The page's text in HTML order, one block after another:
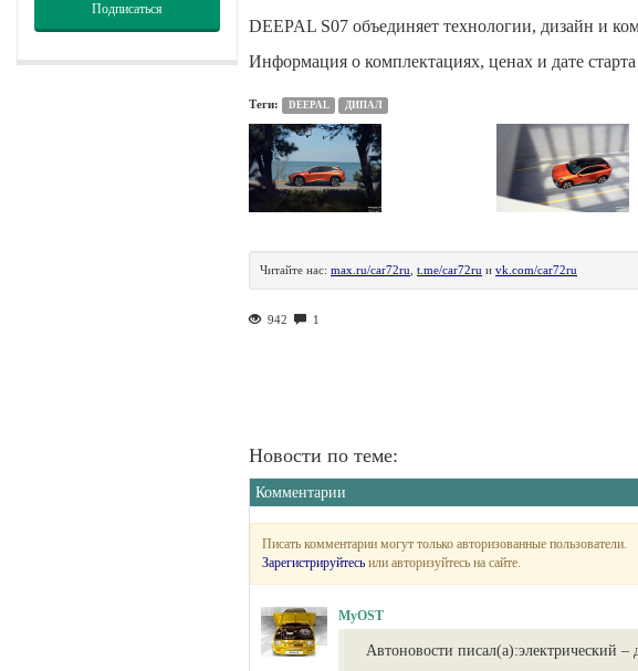
Подписаться
DEEPAL S07 объединяет технологии, дизайн и
Информация о комплектациях, ценах и дате
Теги: DEEPAL ДИПАЛ
Читайте нас: max.ru/car72ru t.me/car72ru и vk.com/car72ru
942 1
Новости по теме:
Комментарии
Писать комментарии могут только авторизованные пользователи.
Зарегистрируйтесь или авторизуйтесь на сайте.
MyOST
Автоновости писал(а):электрический –